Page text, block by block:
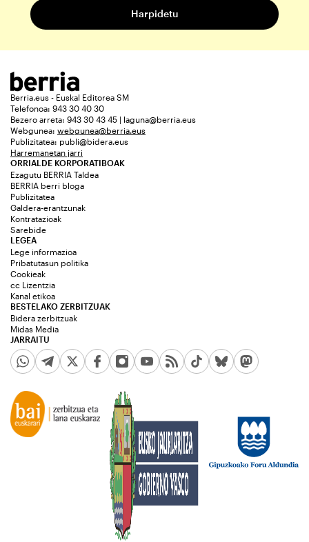
Berria.eus - Euskal Editorea SM
Telefonoa: 943 30 40 30
Bezero arreta: 943 30 43 45 | laguna@berria.eus
Webgunea: webgunea@berria.eus
Publizitatea: publi@bidera.eus
Harremanetan jarri
ORRIALDE KORPORATIBOAK
Ezagutu BERRIA Taldea
BERRIA berri bloga
Publizitatea
Galdera-erantzunak
Kontratazioak
Sarebide
JARRAITU
LEGEA
Lege informazioa
Pribatutasun politika
Cookieak
cc Lizentzia
Kanal etikoa
BESTELAKO ZERBITZUAK
Bidera zerbitzuak
Midas Media